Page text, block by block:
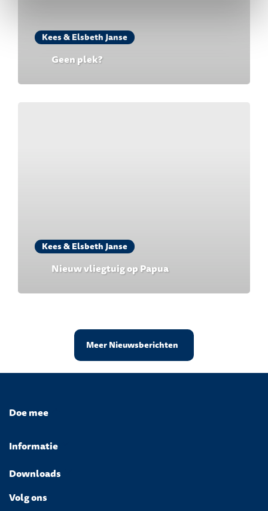
Kees & Elsbeth Janse
Geen plek?
Kees & Elsbeth Janse
Nieuw vliegtuig op Papua
Meer Nieuwsberichten
Doe mee
Informatie
Downloads
Volg ons